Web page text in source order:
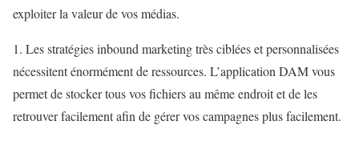
exploiter la valeur de vos médias.
1. Les stratégies inbound marketing très ciblées et personnalisées
nécessitent énormément de ressources. L’application DAM vous
permet de stocker tous vos fichiers au même endroit et de les
retrouver facilement afin de gérer vos campagnes plus facilement.